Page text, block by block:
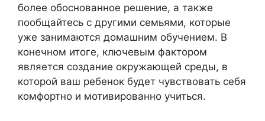
более обоснованное решение, а также
пообщайтесь с другими семьями, которые
уже занимаются домашним обучением. В
конечном итоге, ключевым фактором
является создание окружающей среды, в
которой ваш ребенок будет чувствовать себя
комфортно и мотивированно учиться.